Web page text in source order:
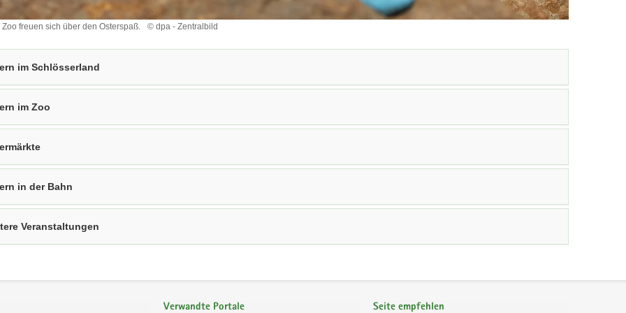
freuen sich über den Osterspaß. © dpa - Zentralbild
im Schlösserland
im Zoo
in der Bahn
Veranstaltungen
Verwandte Portale Seite empfehlen